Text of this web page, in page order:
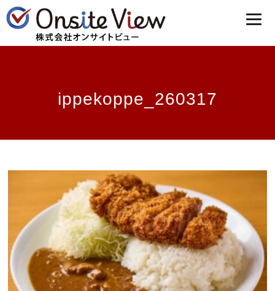
ippekoppe_260317